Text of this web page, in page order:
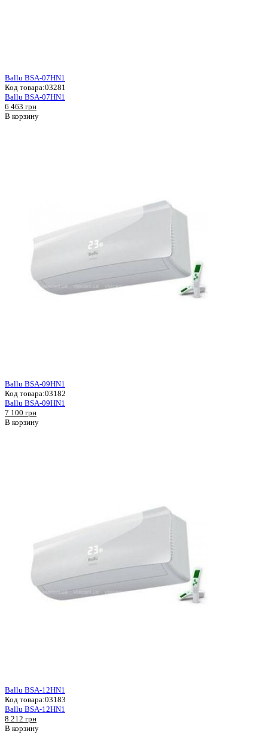
Ballu BSA-07HN1
Код товара:03281
Ballu BSA-07HN1
6 463 грн
В корзину
Ballu BSA-09HN1
Код товара:03182
Ballu BSA-09HN1
7 100 грн
В корзину
Ballu BSA-12HN1
Код товара:03183
Ballu BSA-12HN1
8 212 грн
В корзину